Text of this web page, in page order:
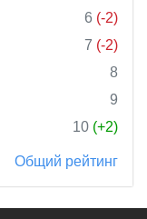
6 (-2)
7 (-2)
8
9
10 (+2)
Общий рейтинг